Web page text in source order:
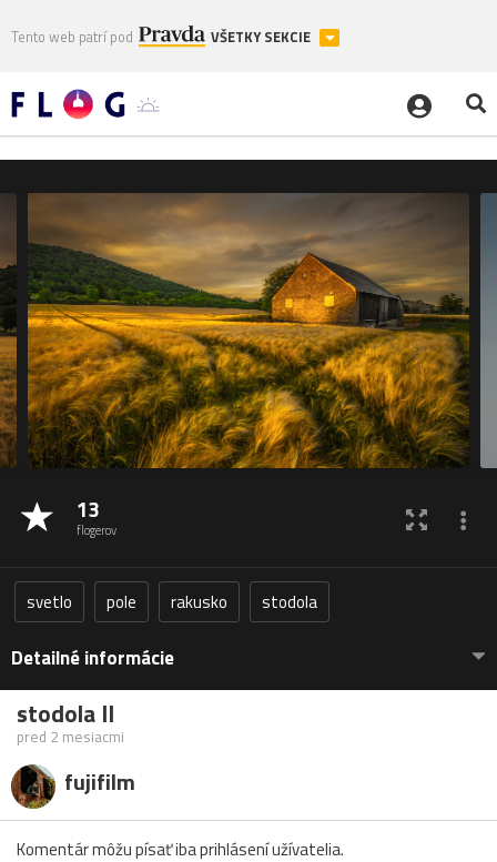
Tento web patrí pod VŠETKY SEKCIE
13
flogerov
svetlo pole rakusko stodola
Detailné informácie
stodola II
pred 2 mesiacmi
fujifilm
Komentár môžu písať iba prihlásení užívatelia.